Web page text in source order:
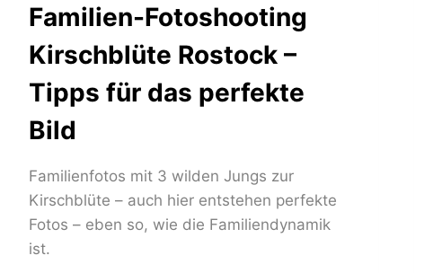
Familien-Fotoshooting
Kirschblüte Rostock –
Tipps für das perfekte
Bild
Familienfotos mit 3 wilden Jungs zur
Kirschblüte – auch hier entstehen perfekte
Fotos – eben so, wie die Familiendynamik
ist.